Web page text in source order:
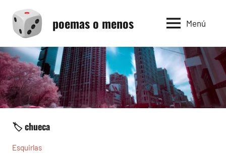
contenido
poemas o menos Menú
🏷️ chueca
Esquirlas